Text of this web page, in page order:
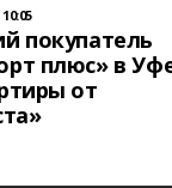
покупатель
плюс» в
от